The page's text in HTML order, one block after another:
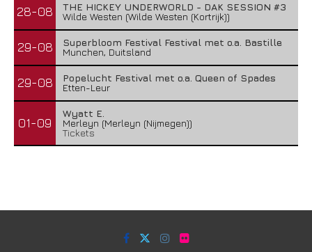
28-08
THE HICKEY UNDERWORLD - DAK SESSION #3
Wilde Westen (Wilde Westen (Kortrijk))
29-08
Superbloom Festival Festival met o.a. Bastille
Munchen, Duitsland
29-08
Popelucht Festival met o.a. Queen of Spades
Etten-Leur
01-09
Wyatt E.
Merleyn (Merleyn (Nijmegen))
Tickets